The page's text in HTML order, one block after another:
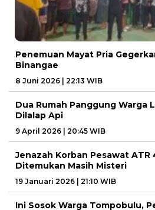
Penemuan Mayat Pria
Binangae
8 Juni 2026 | 22:13 WIB
Dua Rumah Panggung Warga
Dilalap Api
9 April 2026 | 20:45 WIB
Jenazah Korban Pesawat ATR
Ditemukan Masih Misteri
19 Januari 2026 | 21:10 WIB
Ini Sosok Warga Tompobulu,